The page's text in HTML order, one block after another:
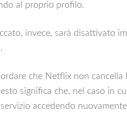
al proprio profilo.
invece, sarà disattivato
che Netflix non cancella
significa che, nel caso in
servizio accedendo